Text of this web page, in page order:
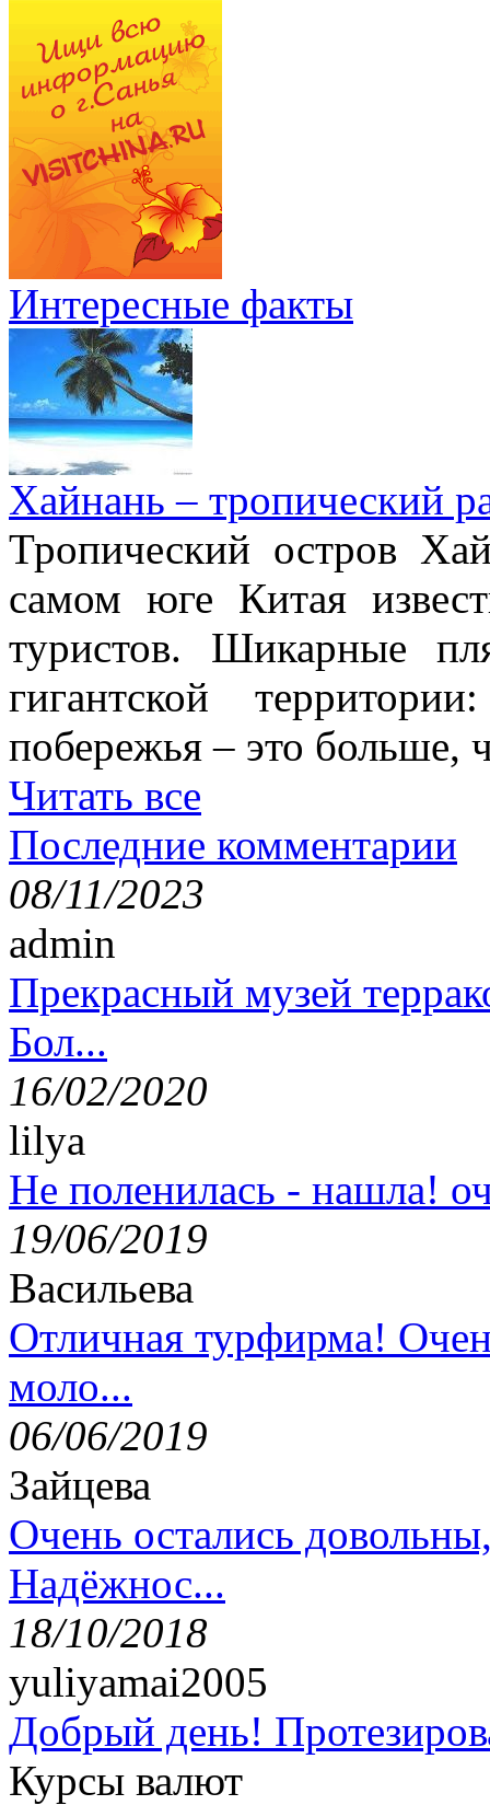
Интересные факты
Хайнань – тропический
Тропический остров
самом юге Китая
туристов. Шикарные
гигантской
побережья – это
Читать все
Последние комментарии
08/11/2023
admin
Прекрасный музей
Бол...
16/02/2020
lilya
Не поленилась - нашла!
19/06/2019
Васильева
Отличная турфирма!
моло...
06/06/2019
Зайцева
Очень остались
Надёжнос...
18/10/2018
yuliyamai2005
Добрый день!
Курсы валют